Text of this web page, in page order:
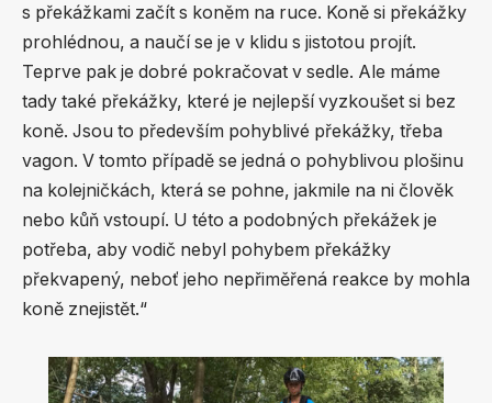
s překážkami začít s koněm na ruce. Koně si překážky
prohlédnou, a naučí se je v klidu s jistotou projít.
Teprve pak je dobré pokračovat v sedle. Ale máme
tady také překážky, které je nejlepší vyzkoušet si bez
koně. Jsou to především pohyblivé překážky, třeba
vagon. V tomto případě se jedná o pohyblivou plošinu
na kolejničkách, která se pohne, jakmile na ni člověk
nebo kůň vstoupí. U této a podobných překážek je
potřeba, aby vodič nebyl pohybem překážky
překvapený, neboť jeho nepřiměřená reakce by mohla
koně znejistět.“